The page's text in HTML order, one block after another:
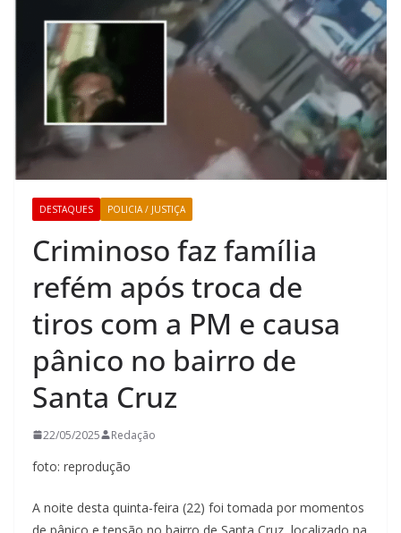
DESTAQUES POLICIA / JUSTIÇA
Criminoso faz família
refém após troca de
tiros com a PM e causa
pânico no bairro de
Santa Cruz
22/05/2025 Redação
foto: reprodução
A noite desta quinta-feira (22) foi tomada por momentos